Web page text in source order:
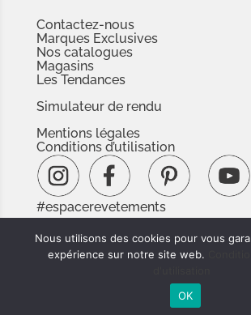
Contactez-nous
Marques Exclusives
Nos catalogues
Magasins
Les Tendances
Simulateur de rendu
Mentions légales
Conditions d’utilisation
#espacerevetements
www.espacedoc.fr
www.signnaturedexception.com
Nous utilisons des cookies pour vous
expérience sur notre site web.
OK